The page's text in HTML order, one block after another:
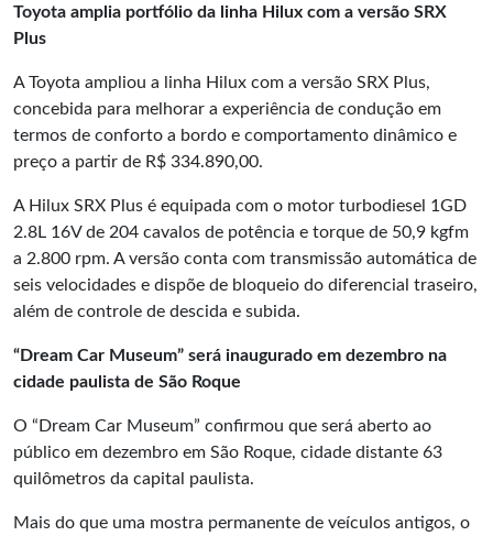
Toyota amplia portfólio da linha Hilux com a versão SRX
Plus
A Toyota ampliou a linha Hilux com a versão SRX Plus,
concebida para melhorar a experiência de condução em
termos de conforto a bordo e comportamento dinâmico e
preço a partir de R$ 334.890,00.
A Hilux SRX Plus é equipada com o motor turbodiesel 1GD
2.8L 16V de 204 cavalos de potência e torque de 50,9 kgfm
a 2.800 rpm. A versão conta com transmissão automática de
seis velocidades e dispõe de bloqueio do diferencial traseiro,
além de controle de descida e subida.
“Dream Car Museum” será inaugurado em dezembro na
cidade paulista de São Roque
O “Dream Car Museum” confirmou que será aberto ao
público em dezembro em São Roque, cidade distante 63
quilômetros da capital paulista.
Mais do que uma mostra permanente de veículos antigos, o